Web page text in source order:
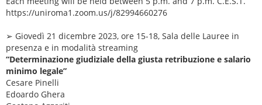
https://uniroma1.zoom.us/j/82994660276
➢ Giovedì 21 dicembre 2023, ore 15-18, Sala delle Lauree in
presenza e in modalità streaming
“Determinazione giudiziale della giusta retribuzione e salario
minimo legale”
Cesare Pinelli
Edoardo Ghera